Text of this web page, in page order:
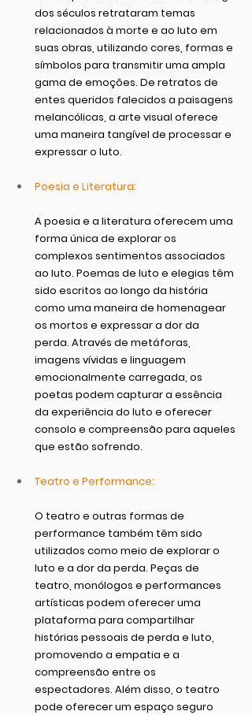
dos séculos retrataram temas
relacionados à morte e ao luto em
suas obras, utilizando cores, formas e
símbolos para transmitir uma ampla
gama de emoções. De retratos de
entes queridos falecidos a paisagens
melancólicas, a arte visual oferece
uma maneira tangível de processar e
expressar o luto.
Poesia e Literatura:
A poesia e a literatura oferecem uma
forma única de explorar os
complexos sentimentos associados
ao luto. Poemas de luto e elegias têm
sido escritos ao longo da história
como uma maneira de homenagear
os mortos e expressar a dor da
perda. Através de metáforas,
imagens vívidas e linguagem
emocionalmente carregada, os
poetas podem capturar a essência
da experiência do luto e oferecer
consolo e compreensão para aqueles
que estão sofrendo.
Teatro e Performance:
O teatro e outras formas de
performance também têm sido
utilizados como meio de explorar o
luto e a dor da perda. Peças de
teatro, monólogos e performances
artísticas podem oferecer uma
plataforma para compartilhar
histórias pessoais de perda e luto,
promovendo a empatia e a
compreensão entre os
espectadores. Além disso, o teatro
pode oferecer um espaço seguro